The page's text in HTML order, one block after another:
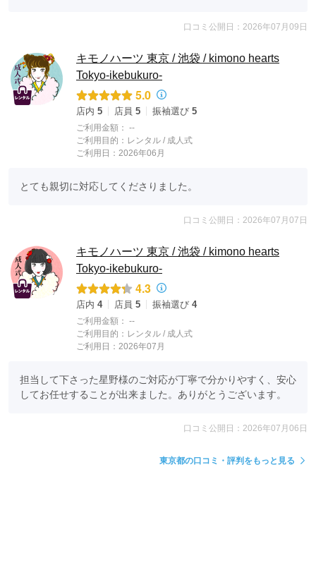
口コミ公開日：2026年07月09日
キモノハーツ 東京 / 池袋 / kimono hearts
Tokyo-ikebukuro-
5.0
店内 5 店員 5 振袖選び 5
ご利用金額： --
ご利用目的： レンタル / 成人式
ご利用日：2026年06月
とても親切に対応してくださりました。
口コミ公開日：2026年07月07日
キモノハーツ 東京 / 池袋 / kimono hearts
Tokyo-ikebukuro-
4.3
店内 4 店員 5 振袖選び 4
ご利用金額： --
ご利用目的： レンタル / 成人式
ご利用日：2026年07月
担当して下さった星野様のご対応が丁寧で分かりやすく、安心
してお任せすることが出来ました。ありがとうございます。
口コミ公開日：2026年07月06日
東京都の口コミ・評判をもっと見る